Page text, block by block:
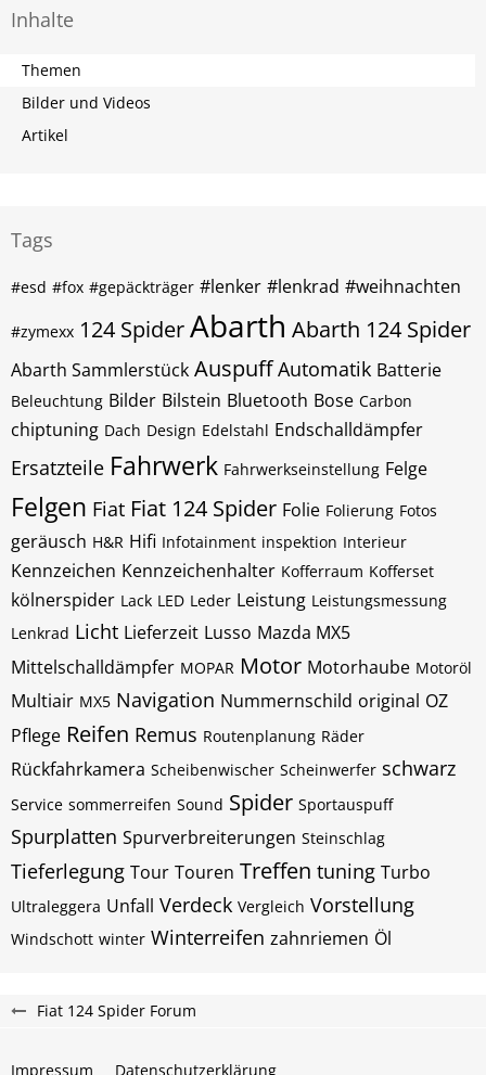
Inhalte
Themen
Bilder und Videos
Artikel
Tags
#esd #fox #gepäckträger #lenker #lenkrad #weihnachten
#zymexx 124 SpiderAbarth Abarth 124 Spider
Abarth Sammlerstück Auspuff Automatik Batterie
Beleuchtung Bilder Bilstein Bluetooth Bose Carbon
chiptuning Dach Design Edelstahl Endschalldämpfer
Ersatzteile Fahrwerk Fahrwerkseinstellung Felge
Felgen Fiat Fiat 124 Spider Folie Folierung Fotos
geräusch H&R Hifi Infotainment inspektion Interieur
Kennzeichen Kennzeichenhalter Kofferraum Kofferset
kölnerspider Lack LED Leder Leistung Leistungsmessung
Lenkrad Licht Lieferzeit Lusso Mazda MX5
Mittelschalldämpfer MOPAR Motor Motorhaube Motoröl
Multiair MX5 Navigation Nummernschild original OZ
Pflege Reifen Remus Routenplanung Räder
Rückfahrkamera Scheibenwischer Scheinwerfer schwarz
Service sommerreifen Sound Spider Sportauspuff
Spurplatten Spurverbreiterungen Steinschlag
Tieferlegung Tour Touren Treffen tuning Turbo
Ultraleggera Unfall Verdeck Vergleich Vorstellung
Windschott winter Winterreifen zahnriemen Öl
Fiat 124 Spider Forum
Impressum Datenschutzerklärung